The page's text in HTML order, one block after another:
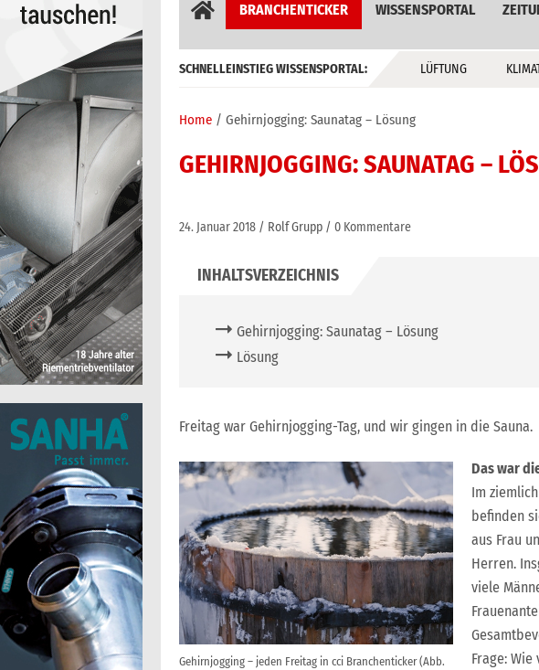
BRANCHENTICKER WISSENSPORTAL
SCHNELLEINSTIEG WISSENSPORTAL: LÜFTUNG
Home Gehirnjogging: Saunatag – Lösung
GEHIRNJOGGING: SAUNATAG –
24. Januar 2018 Rolf Grupp 0 Kommentare
Gehirnjogging: Saunatag – Lösung
Lösung
Freitag war Gehirnjogging-Tag, und wir gingen in die Sauna.
Gehirnjogging – jeden Freitag in cci Branchenticker (Abb.
Das war
Im
befinden
aus Frau
Herren.
viele
Frage: